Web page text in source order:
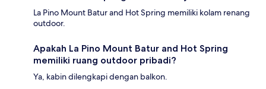
La Pino Mount Batur and Hot Spring memiliki kolam renang
outdoor.
Apakah La Pino Mount Batur and Hot Spring
memiliki ruang outdoor pribadi?
Ya, kabin dilengkapi dengan balkon.